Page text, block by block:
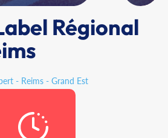
Régional
- Reims - Grand Est